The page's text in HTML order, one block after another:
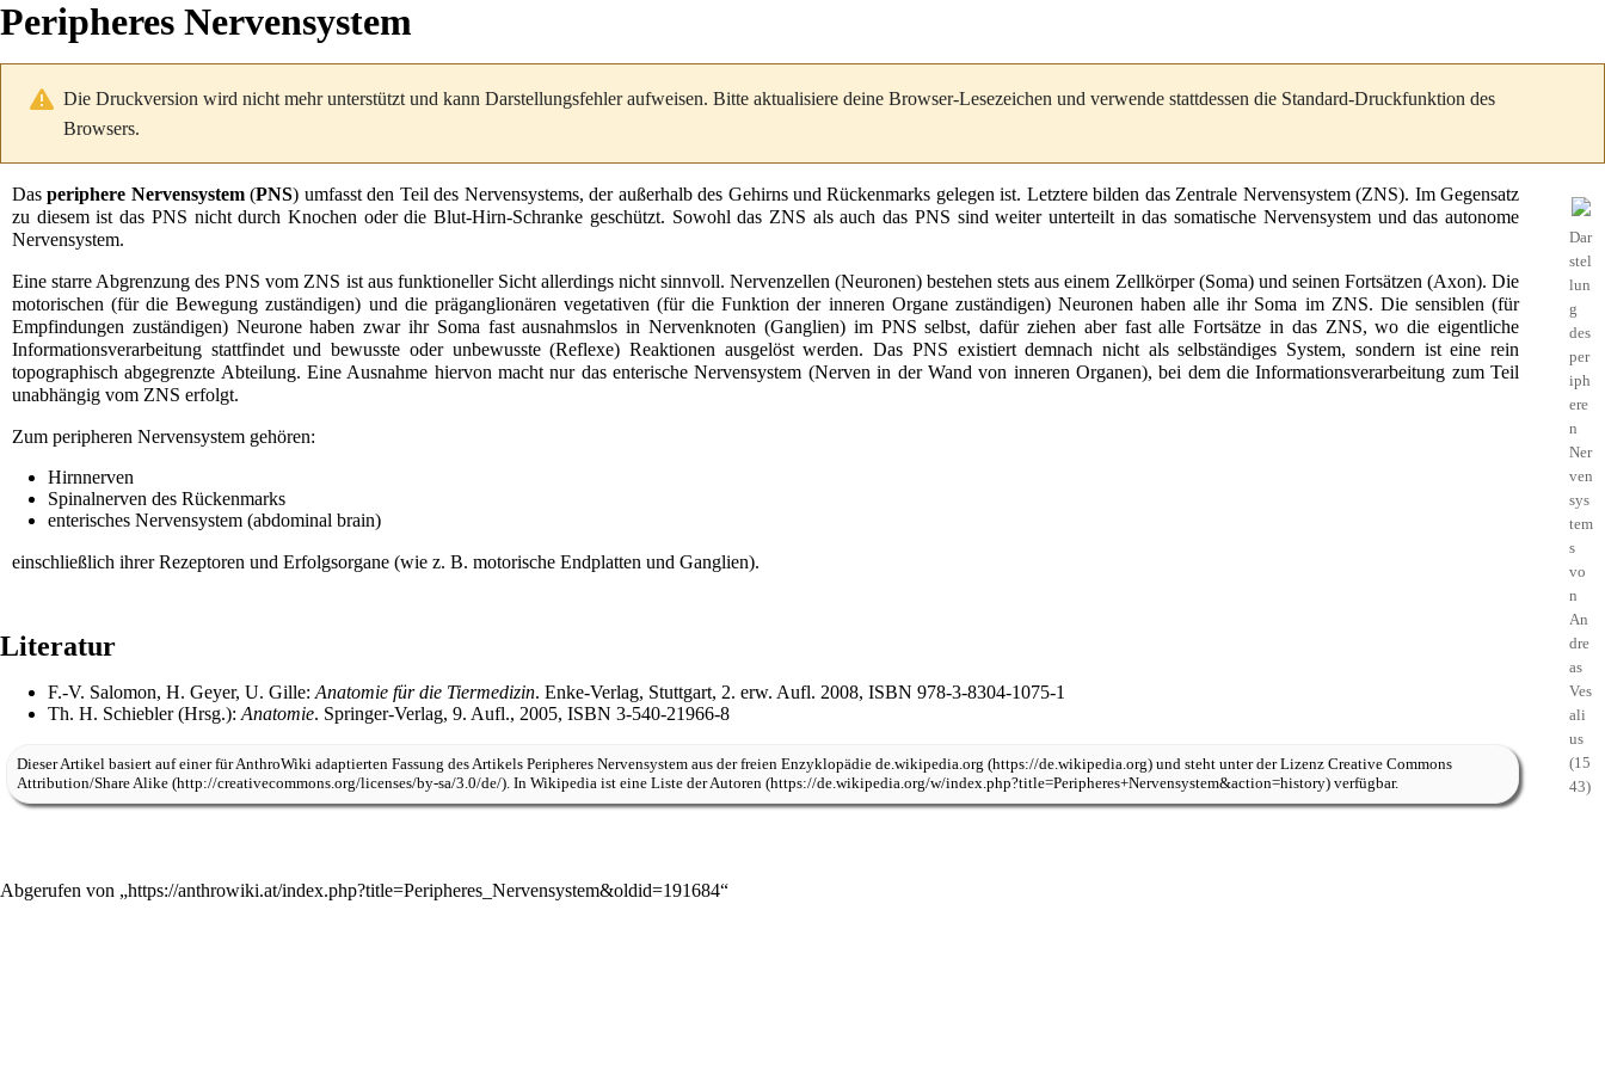
Peripheres Nervensystem
Die Druckversion wird nicht mehr unterstützt und kann Darstellungsfehler aufweisen. Bitte aktualisiere deine Browser-Lesezeichen und verwende stattdessen die Standard-Druckfunktion des
Browsers.
Dar
stel
lun
g
des
per
iph
ere
n
Ner
ven
sys
tem
s
vo
n
An
dre
as
Ves
ali
us
(15
43)
Dasperiphere Nervensystem(PNS) umfasst den Teil des Nervensystems, der außerhalb des GehirnsundRückenmarks gelegen ist. Letztere bilden das Zentrale Nervensystem(ZNS). Im Gegensatz
zu diesem ist das PNS nicht durch Knochen oder dieBlut-Hirn-Schranke geschützt. Sowohl das ZNS als auch das PNS sind weiter unterteilt in dassomatische Nervensystemund dasautonome
Nervensystem.
Eine starre Abgrenzung des PNS vom ZNS ist aus funktioneller Sicht allerdings nicht sinnvoll.Nervenzellen (Neuronen) bestehen stets aus einem Zellkörper (Soma) und seinen Fortsätzen (Axon). Die
motorischen (für die Bewegung zuständigen) und die präganglionären vegetativen (für die Funktion der inneren Organe zuständigen) Neuronen haben alle ihr Soma im ZNS. Die sensiblen (für
Empfindungen zuständigen) Neurone haben zwar ihr Soma fast ausnahmslos in Nervenknoten (Ganglien) im PNS selbst, dafür ziehen aber fast alle Fortsätze in das ZNS, wo die eigentliche
Informationsverarbeitung stattfindet und bewusste oder unbewusste (Reflexe) Reaktionen ausgelöst werden. Das PNS existiert demnach nicht als selbständiges System, sondern ist eine rein
topographisch abgegrenzte Abteilung. Eine Ausnahme hiervon macht nur dasenterische Nervensystem (Nerven in der Wand von inneren Organen), bei dem die Informationsverarbeitung zum Teil
unabhängig vom ZNS erfolgt.
Zum peripheren Nervensystem gehören:
Hirnnerven
Spinalnerven des Rückenmarks
enterisches Nervensystem (abdominal brain)
einschließlich ihrerRezeptoren und Erfolgsorgane (wie z. B. motorische Endplatten und Ganglien).
Literatur
F.-V. Salomon, H. Geyer, U. Gille: Anatomie für die Tiermedizin. Enke-Verlag, Stuttgart, 2. erw. Aufl. 2008, ISBN 978-3-8304-1075-1
Th. H. Schiebler (Hrsg.): Anatomie. Springer-Verlag, 9. Aufl., 2005, ISBN 3-540-21966-8
Dieser Artikel basiert auf einer fürAnthroWiki adaptierten Fassung des Artikels Peripheres Nervensystem aus der freien Enzyklopädie de.wikipedia.org und steht unter der Lizenz Creative Commons
Attribution/Share Alike
. In Wikipedia ist eine Liste der Autoren verfügbar.
Abgerufen von „https://anthrowiki.at/index.php?title=Peripheres_Nervensystem&oldid=191684“